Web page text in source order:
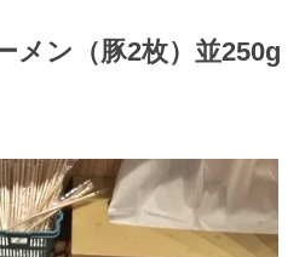
メン（豚2枚）並250g